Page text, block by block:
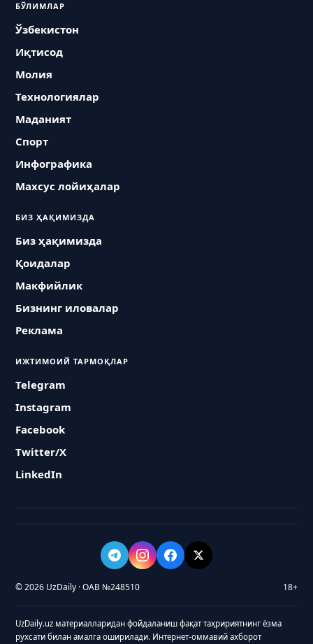
БЎЛИМЛАР
Ўзбекистон
Иқтисод
Молия
Технологиялар
Маданият
Спорт
Инфографика
Махсус лойиҳалар
БИЗ ҲАҚИМИЗДА
Биз ҳақимизда
Қоидалар
Макфийлик
Бизнинг иловалар
Реклама
ИЖТИМОИЙ ТАРМОҚЛАР
Telegram
Instagram
Facebook
Twitter/X
LinkedIn
© 2026 UzDaily · ОАВ №248510 18+
UzDaily.uz материалларидан фойдаланиш фақат таҳририятнинг ёзма
рухсати билан амалга оширилади. Интернет-оммавий ахборот